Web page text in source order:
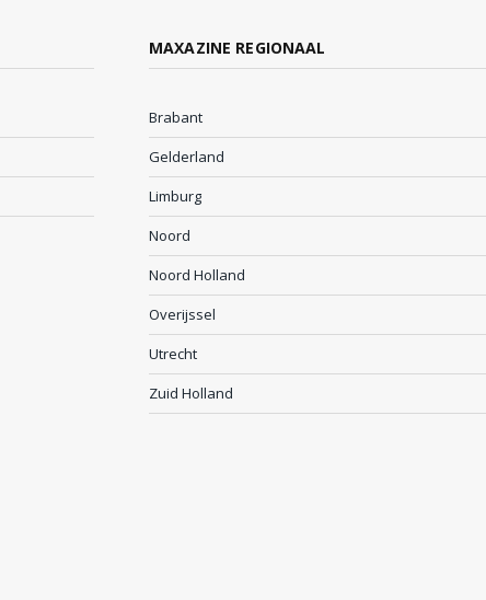
MAXAZINE REGIONAAL
Brabant
Gelderland
Limburg
Noord
Noord Holland
Overijssel
Utrecht
Zuid Holland